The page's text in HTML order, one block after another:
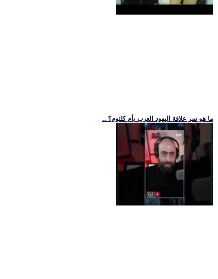
.. ما هو سر علاقة اليهود العرب بأم كلثوم؟